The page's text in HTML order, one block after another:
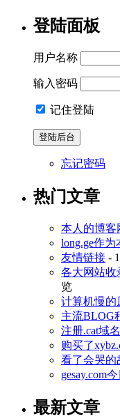
登陆面板
用户名称
输入密码
记住登陆
忘记密码
热门文章
本人的博客
long.ge作
友情链接 -
各大网站收
览
计算机慢的
主流BLOG
注册.cat域
购买了
看了会哭的
gesay.com
最新文章